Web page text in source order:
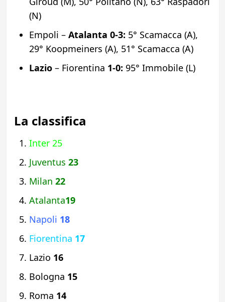
(N)
Empoli – Atalanta 0-3: 5° Scamacca (A),
29° Koopmeiners (A), 51° Scamacca (A)
Lazio– Fiorentina 1-0: 95° Immobile (L)
La classifica
Inter 25
Juventus 23
Milan 22
Atalanta19
Napoli 18
Fiorentina 17
Lazio 16
Bologna 15
Roma 14